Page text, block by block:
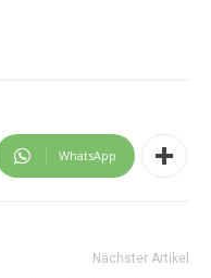
WhatsApp
Nächster Artikel